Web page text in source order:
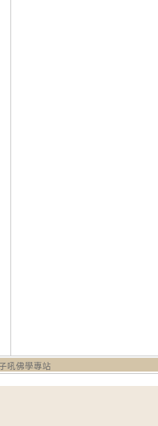
吼佛學專站